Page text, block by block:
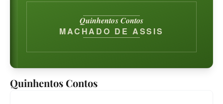
Quinhentos Contos
MACHADO DE ASSIS
Quinhentos Contos